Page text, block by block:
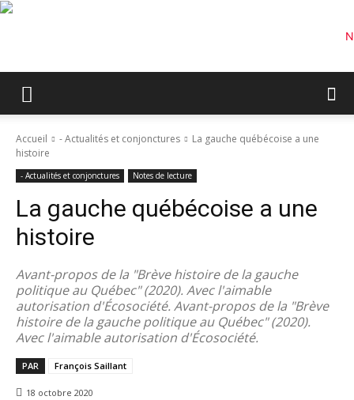
Accueil - Actualités et conjonctures
La gauche québécoise a une
histoire
- Actualités et conjonctures Notes de lecture
La gauche québécoise a une
histoire
Avant-propos de la "Brève histoire de la gauche
politique au Québec" (2020). Avec l'aimable
autorisation d'Écosociété. Avant-propos de la "Brève
histoire de la gauche politique au Québec" (2020).
Avec l'aimable autorisation d'Écosociété.
PAR François Saillant
18 octobre 2020